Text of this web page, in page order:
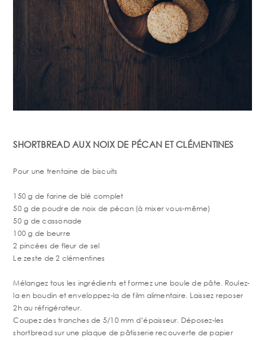
SHORTBREAD AUX NOIX DE PÉCAN ET CLÉMENTINES
Pour une trentaine de biscuits
150 g de farine de blé complet
50 g de poudre de noix de pécan (à mixer vous-même)
50 g de cassonade
100 g de beurre
2 pincées de fleur de sel
Le zeste de 2 clémentines
Mélangez tous les ingrédients et formez une boule de pâte. Roulez-
la en boudin et enveloppez-la de film alimentaire. Laissez reposer
2h au réfrigérateur.
Coupez des tranches de 5/10 mm d’épaisseur. Déposez-les
shortbread sur une plaque de pâtisserie recouverte de papier